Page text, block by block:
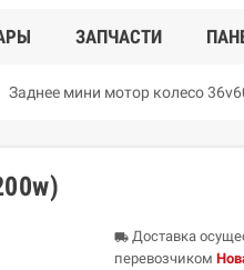
ЗАПЧАСТИ
Заднее мини мотор колесо
local_shippingДоставка
перевозчиком